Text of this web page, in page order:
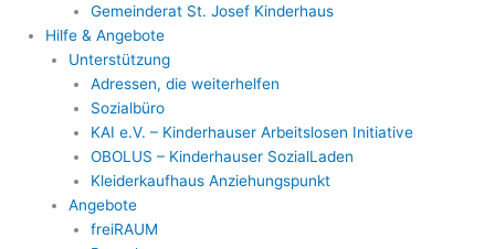
Gemeinderat St. Josef Kinderhaus
Hilfe & Angebote
Unterstützung
Adressen, die weiterhelfen
Sozialbüro
KAI e.V. – Kinderhauser Arbeitslosen Initiative
OBOLUS – Kinderhauser SozialLaden
Kleiderkaufhaus Anziehungspunkt
Angebote
freiRAUM